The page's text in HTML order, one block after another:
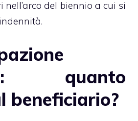
nell’arco del biennio a cui si
quanto
beneficiario?